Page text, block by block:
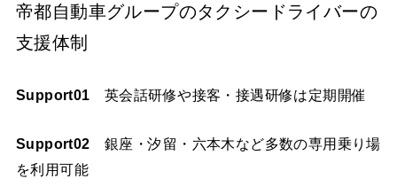
帝都自動車グループのタクシードライバーの
支援体制
Support01 英会話研修や接客・接遇研修は定期開催
Support02 銀座・汐留・六本木など多数の専用乗り場
を利用可能